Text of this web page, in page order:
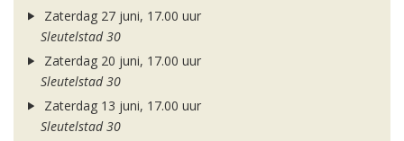
Zaterdag 27 juni, 17.00 uur
Sleutelstad 30
Zaterdag 20 juni, 17.00 uur
Sleutelstad 30
Zaterdag 13 juni, 17.00 uur
Sleutelstad 30